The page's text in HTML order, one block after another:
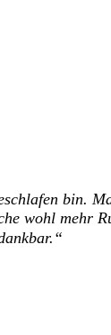
bin.
wohl mehr